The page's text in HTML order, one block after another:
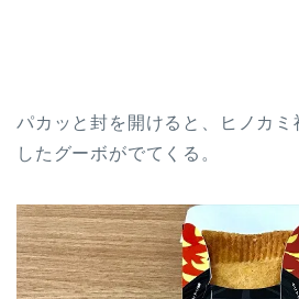
パカッと封を開けると、ヒノカ
したグーボがでてくる。